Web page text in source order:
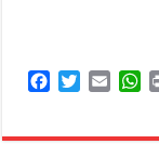
F
T
E
W